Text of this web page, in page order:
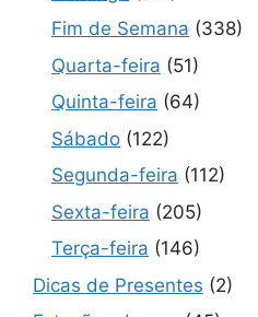
Fim de Semana (338)
Quarta-feira (51)
Quinta-feira (64)
Sábado (122)
Segunda-feira (112)
Sexta-feira (205)
Terça-feira (146)
Dicas de Presentes (2)